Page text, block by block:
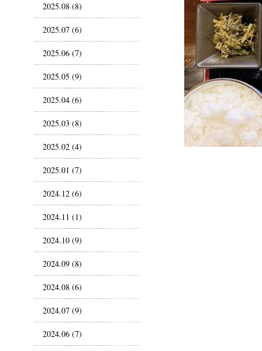
2025.08 (8)
2025.07 (6)
2025.06 (7)
2025.05 (9)
2025.04 (6)
2025.03 (8)
2025.02 (4)
2025.01 (7)
2024.12 (6)
2024.11 (1)
2024.10 (9)
2024.09 (8)
2024.08 (6)
2024.07 (9)
2024.06 (7)